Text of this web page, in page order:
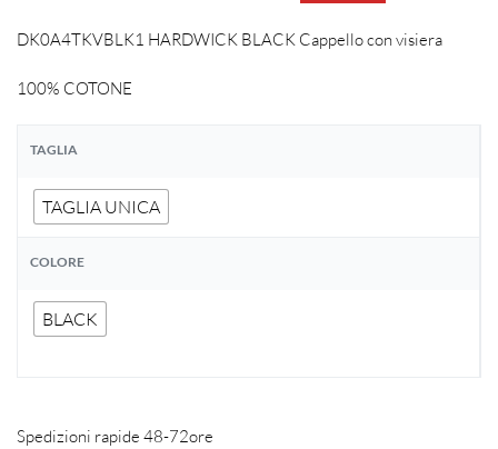
DK0A4TKVBLK1 HARDWICK BLACK Cappello con visiera
100% COTONE
TAGLIA
TAGLIA UNICA
COLORE
BLACK
Spedizioni rapide 48-72ore